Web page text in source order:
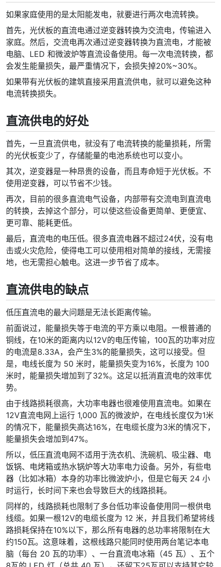
如果家庭使用的是太阳能发电，就要进行两次电流转换。
首先，光伏板的直流电通过逆变器转换为交流电，传输进入
家庭。然后，交流电再次通过逆变器转换为直流电，才能被
电脑、LED 和微波炉等直流设备使用。每一次电流转换，都
会发生能量损失，最严重情况下，会损失掉20%~30%。
如果带有光伏板的建筑直接采用直流供电，就可以避免这种
电流转换损失。
直流供电的好处
首先，一旦直流供电，就没有了电流转换的能量损耗，所需
的光伏板变少了，存储能量的电池系统也可以变小。
其次，逆变器是一种昂贵的设备，而且寿命短于光伏板。不
使用逆变器，可以节省不少钱。
再次，目前的很多直流电气设备，内部带有交流电到直流电
的转换，去掉这个部分，可以使这些设备更简单、更便宜、
更可靠、能耗更低。
最后，直流电的电压低。很多直流电器不超过24伏，没有电
击或火灾危险，使得电工可以使用相对简单的接线，无需接
地，也无需担心触电。这进一步节省了成本。
直流供电的缺点
低压直流电的最大问题是无法长距离传输。
前面说过，能量损失等于电流的平方乘以电阻。一根普通的
铜线，在10米的距离内以12V的电压传输，100瓦的功率对应
的电流是8.33A，会产生3%的能量损失，这可以接受。但
是，电线长度为 50 米时，能量损失变为16%，长度为 100
米时，能量损失增加到了32%。这足以抵消直流电的效率优
势。
由于线路损耗很高，大功率电器也很难使用直流电。如果在
12V直流电网上运行 1,000 瓦的微波炉，在电线长度仅为1米
的情况下，能量损失高达16%，在电缆长度为3米的情况下，
能量损失会增加到47%。
所以，低压直流电网不适用于洗衣机、洗碗机、吸尘器、电
饭锅、电烤箱或热水锅炉等大功率电力设备。另外，有些电
器（比如冰箱）本身的功率比微波炉小，但是它每天 24 小
时运行，长时间下来也会导致巨大的线路损耗。
同样的，线路损耗也限制了多台低功率设备使用同一根供电
线缆。如果一根12V的电缆长度为 12 米，并且我们希望将线
路损耗保持在10%以下，那么所有电器的总功率将限制在大
约150瓦。这意味着，这根线路只能同时使用两台笔记本电
脑（每台 20 瓦的功率）、一台直流电冰箱（45 瓦）、五个